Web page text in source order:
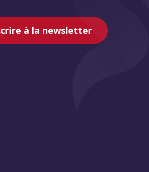
à la newsletter